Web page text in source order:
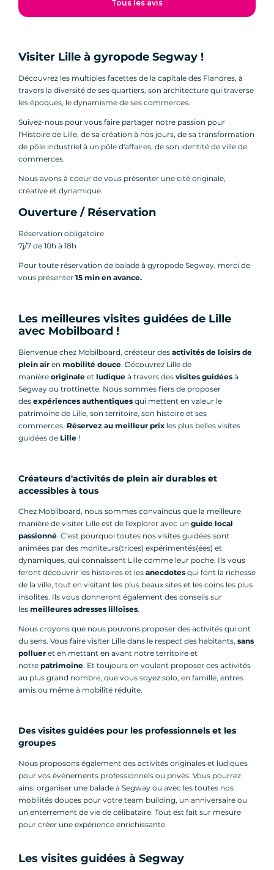
Tous les avis
Visiter Lille à gyropode Segway !
Découvrez les multiples facettes de la capitale des Flandres, à
travers la diversité de ses quartiers, son architecture qui traverse
les époques, le dynamisme de ses commerces.
Suivez-nous pour vous faire partager notre passion pour
l'Histoire de Lille, de sa création à nos jours, de sa transformation
de pôle industriel à un pôle d'affaires, de son identité de ville de
commerces.
Nous avons à coeur de vous présenter une cité originale,
créative et dynamique.
Ouverture / Réservation
Réservation obligatoire
7j/7 de 10h à 18h
Pour toute réservation de balade à gyropode Segway, merci de
vous présenter 15 min en avance.
Les meilleures visites guidées de Lille
avec Mobilboard !
Bienvenue chez Mobilboard, créateur des activités de loisirs de
plein air en mobilité douce. Découvrez Lille de
manière originale et ludique à travers des visites guidées à
Segway ou trottinette. Nous sommes fiers de proposer
des expériences authentiques qui mettent en valeur le
patrimoine de Lille, son territoire, son histoire et ses
commerces. Réservez au meilleur prix les plus belles visites
guidées de Lille !
Créateurs d'activités de plein air durables et
accessibles à tous
Chez Mobilboard, nous sommes convaincus que la meilleure
manière de visiter Lille est de l'explorer avec un guide local
passionné. C’est pourquoi toutes nos visites guidées sont
animées par des moniteurs(trices) expérimentés(ées) et
dynamiques, qui connaissent Lille comme leur poche. Ils vous
feront découvrir les histoires et les anecdotes qui font la richesse
de la ville, tout en visitant les plus beaux sites et les coins les plus
insolites. Ils vous donneront également des conseils sur
les meilleures adresses lilloises.
Nous croyons que nous pouvons proposer des activités qui ont
du sens. Vous faire visiter Lille dans le respect des habitants, sans
polluer et en mettant en avant notre territoire et
notre patrimoine. Et toujours en voulant proposer ces activités
au plus grand nombre, que vous soyez solo, en famille, entres
amis ou même à mobilité réduite.
Des visites guidées pour les professionnels et les
groupes
Nous proposons également des activités originales et ludiques
pour vos événements professionnels ou privés. Vous pourrez
ainsi organiser une balade à Segway ou avec les toutes nos
mobilités douces pour votre team building, un anniversaire ou
un enterrement de vie de célibataire. Tout est fait sur mesure
pour créer une expérience enrichissante.
Les visites guidées à Segway